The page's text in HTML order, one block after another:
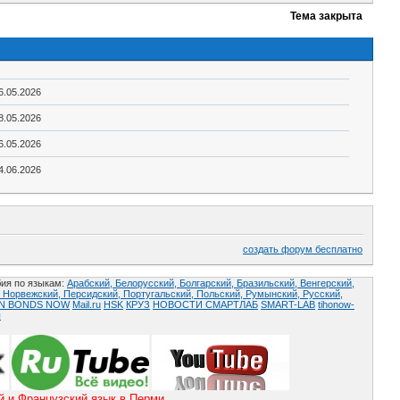
Тема закрыта
создать форум бесплатно
по языкам: Арабский, Белорусский, Болгарский, Бразильский, Венгерский,
Норвежский, Персидский, Португальский, Польский, Румынский, Русский,
BONDS NOW Mail.ru HSK КРУЗ НОВОСТИ СМАРТЛАБ SMART-LAB tihonow-